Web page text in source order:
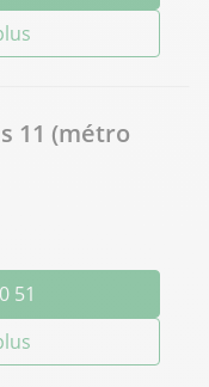
11 (métro
51